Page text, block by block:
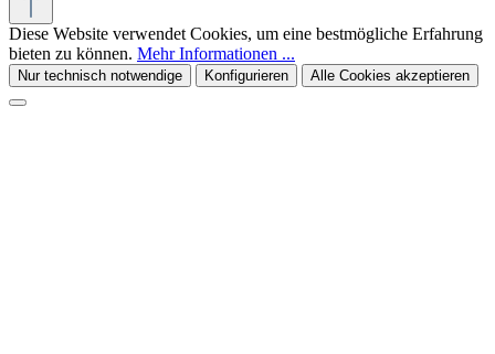
Diese Website verwendet Cookies, um eine bestmögliche Erfahrung
bieten zu können. Mehr Informationen ...
Nur technisch notwendige Konfigurieren Alle Cookies akzeptieren